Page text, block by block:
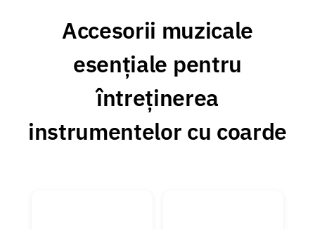
Accesorii muzicale
esențiale pentru
întreținerea
instrumentelor cu coarde